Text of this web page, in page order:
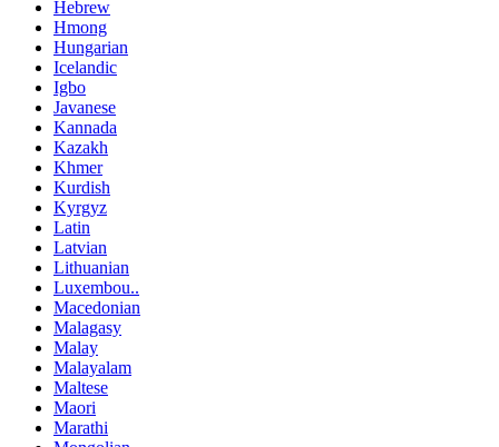
Hebrew
Hmong
Hungarian
Icelandic
Igbo
Javanese
Kannada
Kazakh
Khmer
Kurdish
Kyrgyz
Latin
Latvian
Lithuanian
Luxembou..
Macedonian
Malagasy
Malay
Malayalam
Maltese
Maori
Marathi